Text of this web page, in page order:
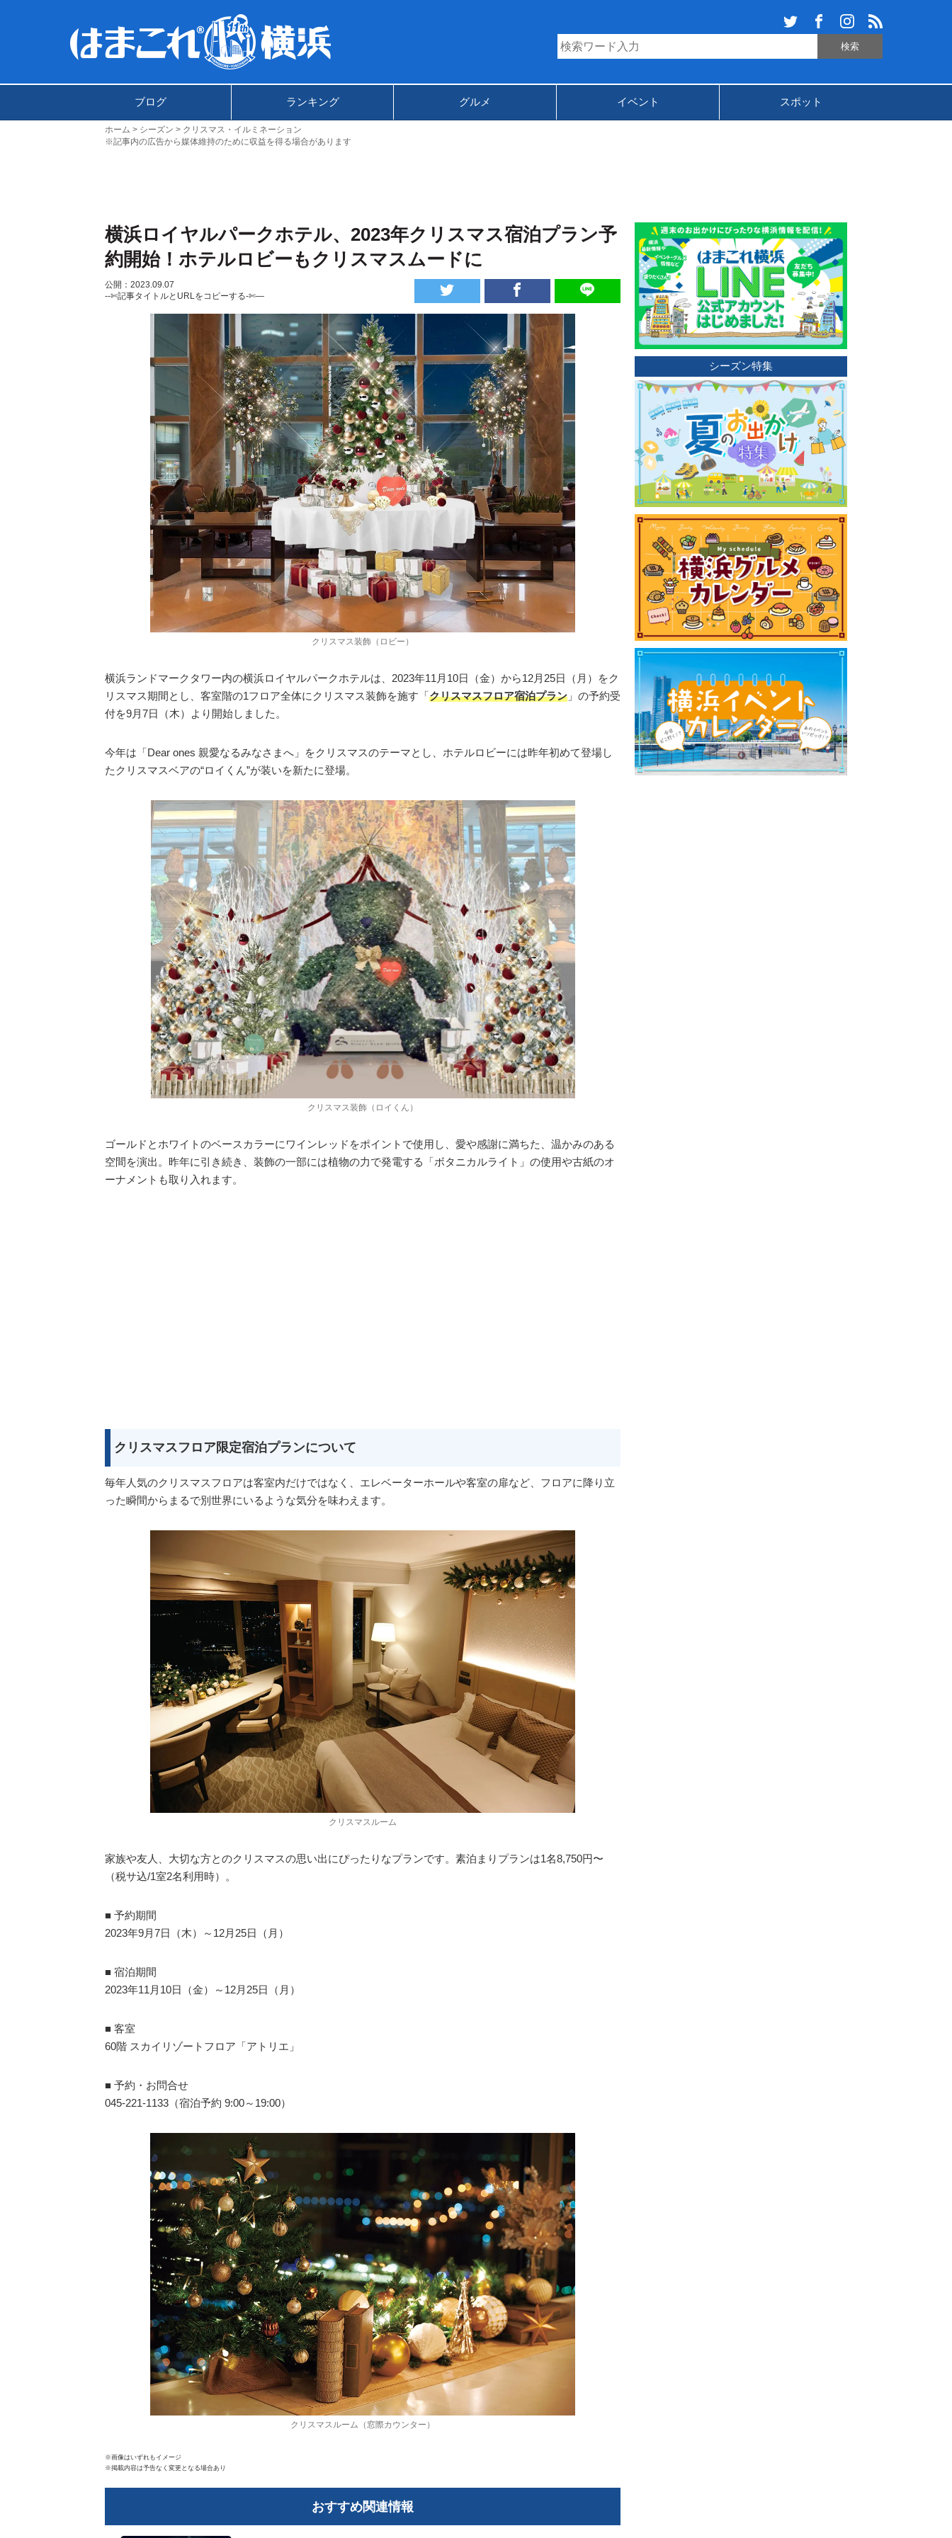
ブログ ランキング グルメ イベント スポット
ホーム シーズン
クリスマス・イルミネーション
※記事内の広告から媒体維持のために収益を得る場合があります
横浜ロイヤルパークホテル、2023年クリスマス宿泊プラン予
約開始！ホテルロビーもクリスマスムードに
公開：2023.09.07
--✄記事タイトルとURLをコピーする-✄—
クリスマス装飾（ロビー）
横浜ランドマークタワー内の横浜ロイヤルパークホテルは、2023年11月10日（金）から12月25日（月）をク
リスマス期間とし、客室階の1フロア全体にクリスマス装飾を施す「クリスマスフロア宿泊プラン 」の予約受
付を9月7日（木）より開始しました。
今年は「Dear ones 親愛なるみなさまへ」をクリスマスのテーマとし、ホテルロビーには昨年初めて登場し
たクリスマスベアの“ロイくん”が装いを新たに登場。
クリスマス装飾（ロイくん）
ゴールドとホワイトのベースカラーにワインレッドをポイントで使用し、愛や感謝に満ちた、温かみのある
空間を演出。昨年に引き続き、装飾の一部には植物の力で発電する「ボタニカルライト」の使用や古紙のオ
ーナメントも取り入れます。
クリスマスフロア限定宿泊プランについて
毎年人気のクリスマスフロアは客室内だけではなく、エレベーターホールや客室の扉など、フロアに降り立
った瞬間からまるで別世界にいるような気分を味わえます。
クリスマスルーム
家族や友人、大切な方とのクリスマスの思い出にぴったりなプランです。素泊まりプランは1名8,750円〜
（税サ込/1室2名利用時）。
■ 予約期間
2023年9月7日（木）～12月25日（月）
■ 宿泊期間
2023年11月10日（金）～12月25日（月）
■ 客室
60階 スカイリゾートフロア「アトリエ」
■ 予約・お問合せ
045-221-1133（宿泊予約 9:00～19:00）
クリスマスルーム（窓際カウンター）
※画像はいずれもイメージ
※掲載内容は予告なく変更となる場合あり
おすすめ関連情報
シーズン特集